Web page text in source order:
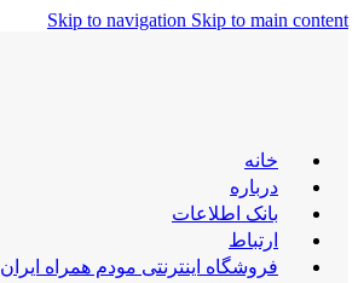
Skip to navigation Skip to main content
خانه
درباره
بانک اطلاعات
ارتباط
فروشگاه اینترنتی مودم همراه ایران